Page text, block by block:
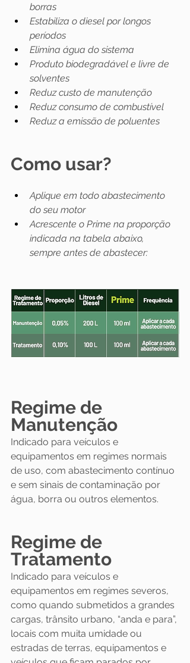
borras
Estabiliza o diesel por longos
períodos
Elimina água do sistema
Produto biodegradável e livre de
solventes
Reduz custo de manutenção
Reduz consumo de combustível
Reduz a emissão de poluentes
Como usar?
Aplique em todo abastecimento
do seu motor
Acrescente o Prime na proporção
indicada na tabela abaixo,
sempre antes de abastecer:
Regime de
Manutenção
Indicado para veículos e
equipamentos em regimes normais
de uso, com abastecimento contínuo
e sem sinais de contaminação por
água, borra ou outros elementos.
Regime de
Tratamento
Indicado para veículos e
equipamentos em regimes severos,
como quando submetidos a grandes
cargas, trânsito urbano, “anda e para”,
locais com muita umidade ou
estradas de terras, equipamentos e